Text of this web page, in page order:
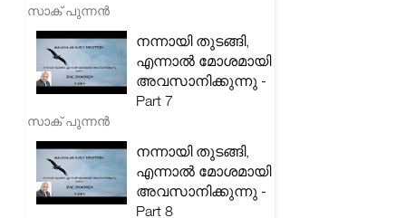
സാക് പുന്നൻ
നന്നായി തുടങ്ങി,
എന്നാൽ മോശമായി
അവസാനിക്കുന്നു -
Part 7
സാക് പുന്നൻ
നന്നായി തുടങ്ങി,
എന്നാൽ മോശമായി
അവസാനിക്കുന്നു -
Part 8